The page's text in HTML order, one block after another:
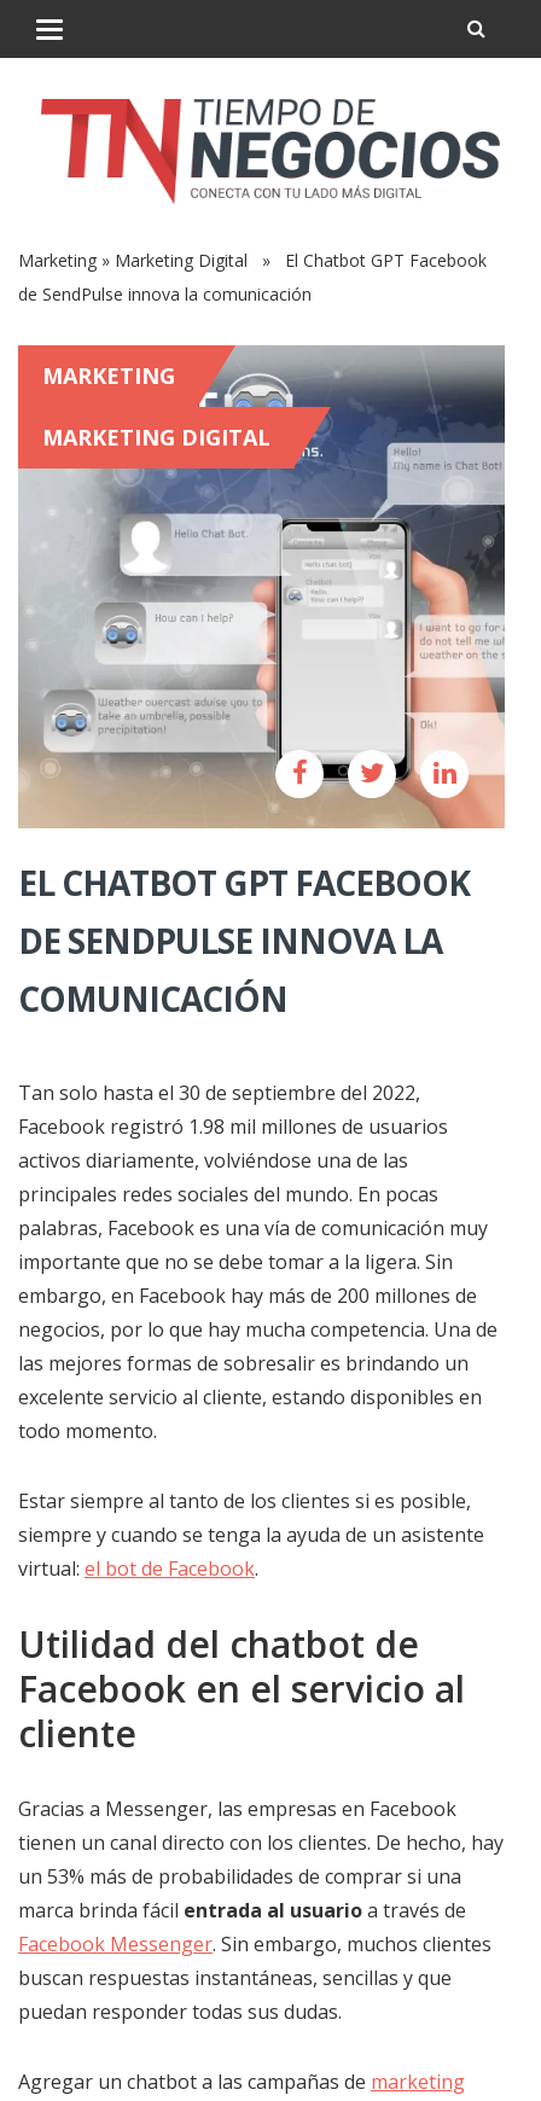
Marketing » Marketing Digital » El Chatbot GPT Facebook
de SendPulse innova la comunicación
MARKETING
MARKETING DIGITAL
EL CHATBOT GPT FACEBOOK
DE SENDPULSE INNOVA LA
COMUNICACIÓN
Tan solo hasta el 30 de septiembre del 2022,
Facebook registró 1.98 mil millones de usuarios
activos diariamente, volviéndose una de las
principales redes sociales del mundo. En pocas
palabras, Facebook es una vía de comunicación muy
importante que no se debe tomar a la ligera. Sin
embargo, en Facebook hay más de 200 millones de
negocios, por lo que hay mucha competencia. Una de
las mejores formas de sobresalir es brindando un
excelente servicio al cliente, estando disponibles en
todo momento.
Estar siempre al tanto de los clientes si es posible,
siempre y cuando se tenga la ayuda de un asistente
virtual: el bot de Facebook.
Utilidad del chatbot de
Facebook en el servicio al
cliente
Gracias a Messenger, las empresas en Facebook
tienen un canal directo con los clientes. De hecho, hay
un 53% más de probabilidades de comprar si una
marca brinda fácil entrada al usuarioa través de
Facebook Messenger. Sin embargo, muchos clientes
buscan respuestas instantáneas, sencillas y que
puedan responder todas sus dudas.
Agregar un chatbot a las campañas de marketing